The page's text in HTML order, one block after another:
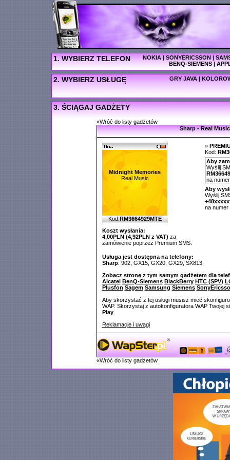
1. WYBIERZ TELEFON NOKIA|SONYERICSSON|
BENQ-SIEMENS|
2. WYBIERZ USŁUGĘ GRY JAVA |
3. ŚCIĄGAJ GADŻETY
«Wróć do listy gadżetów
Sharp - Real Music
Midnight Memories
Real Music
Kod:RM3664929MTE
Koszt wysłania:
4,00PLN (4,92PLN z VAT) za
zamówienie poprzez Premium SMS.
»
Kod:
Aby
Wyślij
na
Aby
Wyślij
na numer
Usługa jest dostępna na telefony:
Sharp: 902, GX15, GX20, GX29, SX813
Zobacz stronę z tym samym gadżetem dla
Alcatel BenQ-Siemens BlackBerry HTC (SPV)
Plusfon Sagem Samsung Siemens
Aby skorzystać z tej usługi musisz mieć
WAP. Skorzystaj z autokonfiguratora WAP Twojej
Play.
Reklamacje i uwagi
«Wróć do listy gadżetów